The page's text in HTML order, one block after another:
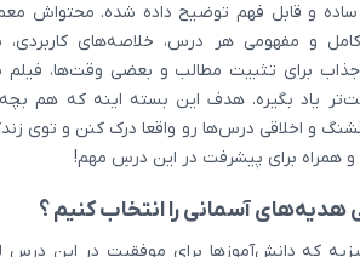
و قابل فهم توضیح داده شده. محتواش
و مفهومی هر درس، خلاصه‌های کاربردی،
جذاب برای تثبیت مطالب و بعضی وقت‌ها، فیلم
یاد بگیره. هدف این بسته اینه که هم
و اخلاقی درس‌ها رو واقعا درک کنن و توی
و همراه برای پیشرفت در این درسِ مهم!
هدیه‌های آسمانی را انتخاب کنیم ؟
که دانش‌آموزها برای موفقیت در این درس